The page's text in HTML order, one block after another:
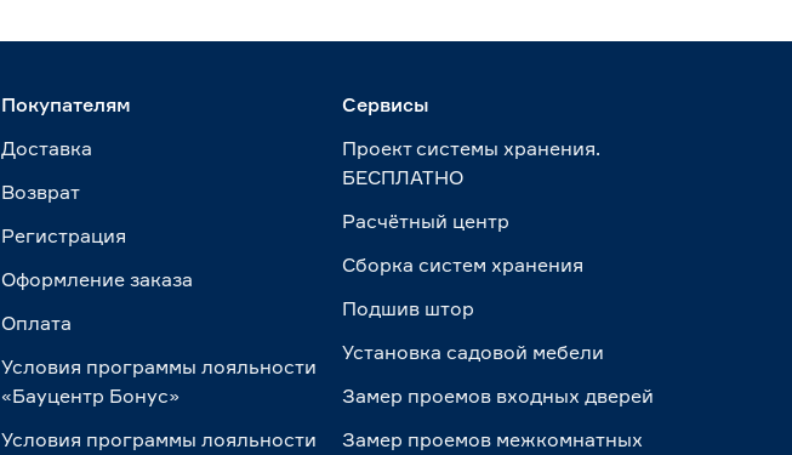
Покупателям
Доставка
Возврат
Регистрация
Оформление заказа
Оплата
Условия программы лояльности
«Бауцентр Бонус»
Условия программы лояльности
Сервисы
Проект системы хранения.
БЕСПЛАТНО
Расчётный центр
Сборка систем хранения
Подшив штор
Установка садовой мебели
Замер проемов входных дверей
Замер проемов межкомнатных